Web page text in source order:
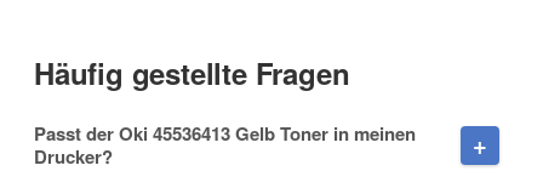
Häufig gestellte Fragen
Passt der Oki 45536413 Gelb Toner in meinen
Drucker?